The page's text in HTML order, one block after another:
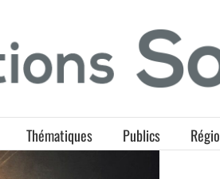
Thématiques Publics